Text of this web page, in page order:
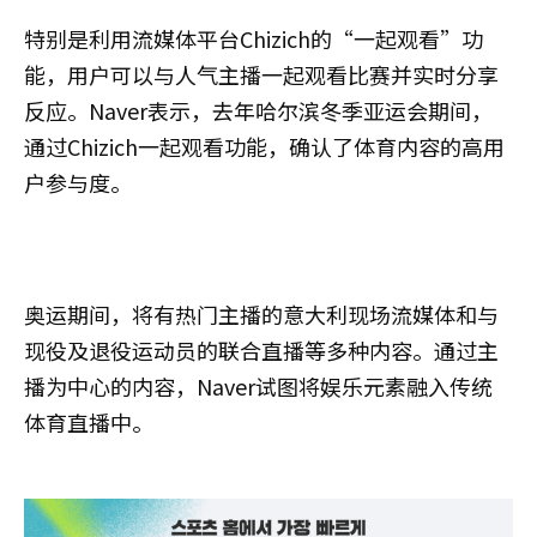
特别是利用流媒体平台Chizich的“一起观看”功
能，用户可以与人气主播一起观看比赛并实时分享
反应。Naver表示，去年哈尔滨冬季亚运会期间，
通过Chizich一起观看功能，确认了体育内容的高用
户参与度。
奥运期间，将有热门主播的意大利现场流媒体和与
现役及退役运动员的联合直播等多种内容。通过主
播为中心的内容，Naver试图将娱乐元素融入传统
体育直播中。